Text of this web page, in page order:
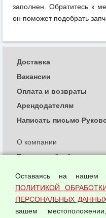
заполнен. Обратитесь к
он поможет подобрать
О компании
Политика обработки и
Согласием на обработку
Оферта оптовой купли-
Публичная оферта
Доставка
Вакансии
Оплата и возвраты
Арендодателям
Написать письмо
Оставаясь на нашем
ПОЛИТИКОЙ
ПЕРСОНАЛЬНЫХ
вашем